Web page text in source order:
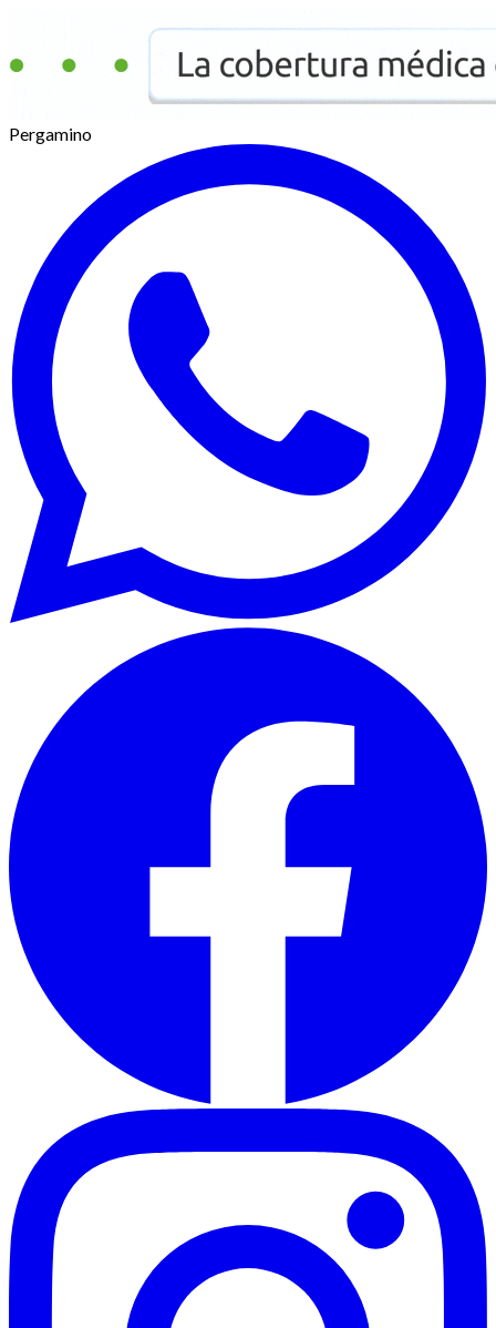
Pergamino